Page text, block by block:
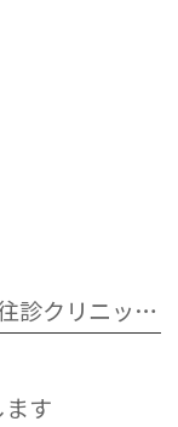
川島孝一郎先生と私（ももたろう往診クリニック開院15周年記念特別講演会）
す